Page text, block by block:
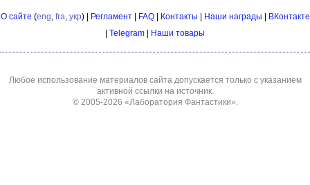
О сайте (eng fra укр) | Регламент| FAQ| Контакты | Наши награды | ВКонтакте
| Telegram | Наши товары
Любое использование материалов сайта допускается только с указанием
активной ссылки на источник.
© 2005-2026 «Лаборатория Фантастики»